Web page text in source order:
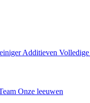
Additieven
Onze leeuwen